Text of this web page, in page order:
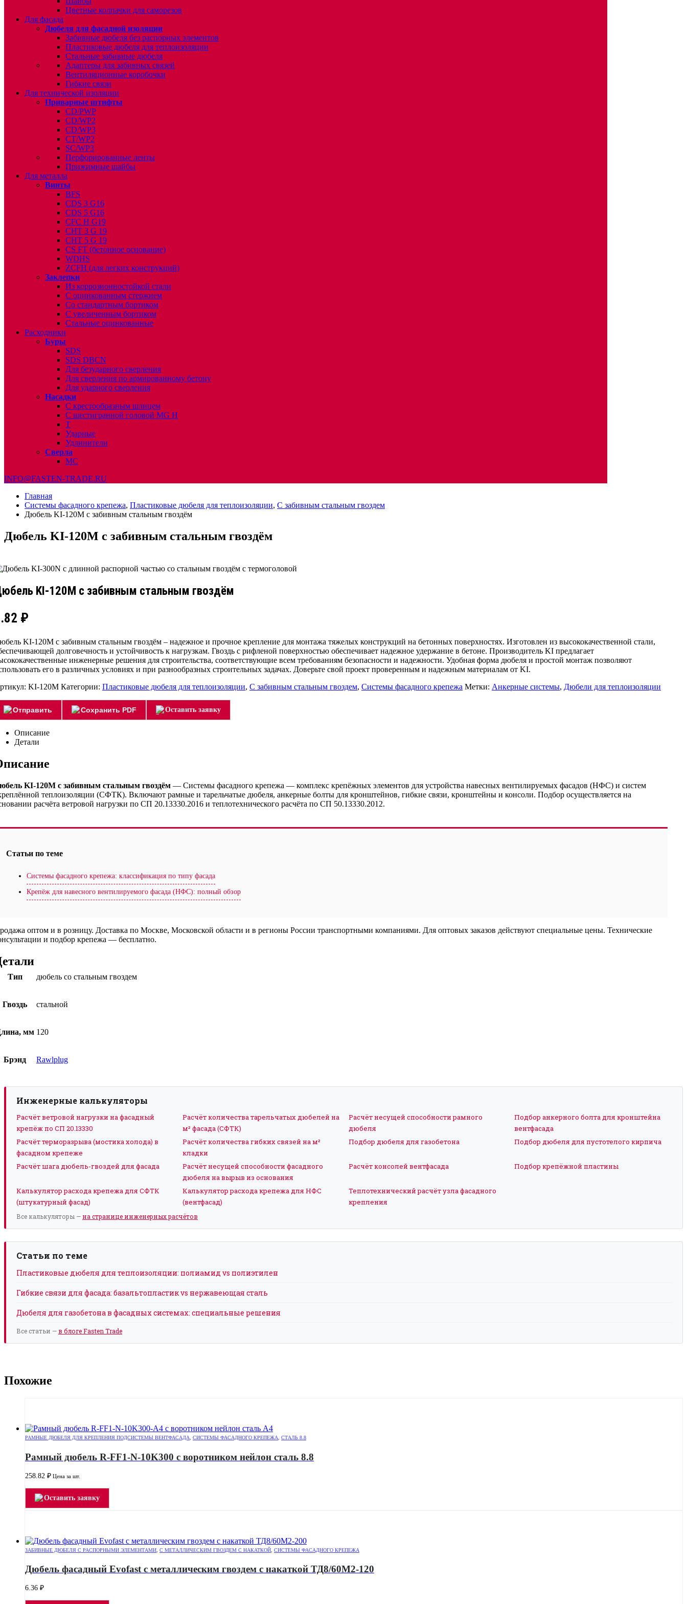
Цветные колпачки для саморезов
Для фасада
Дюбеля для фасадной изоляции
Забивные дюбеля без распорных элементов
Пластиковые дюбеля для теплоизоляции
Стальные забивные дюбеля
Адаптеры для забивных связей
Вентиляционные коробочки
Гибкие связи
Для технической изоляции
Приварные штифты
CD/PWP
CD/WP2
CD/WP3
CT/WP2
SC/WP3
Перфорированные ленты
Прижимные шайбы
Для металла
Винты
BFS
CDS 3 G16
CDS 5 G16
CFC H G19
CHT 3 G 19
CHT 5 G 19
CS FT (бетонное основание)
WDHS
ZCFH (для легких конструкций)
Заклепки
Из коррозионностойкой стали
С оцинкованным стержнем
Со стандартным бортиком
С увеличенным бортиком
Стальные оцинкованные
Расходники
Буры
SDS
SDS DBCN
Для безударного сверления
Для сверления по армированному бетону
Для ударного сверления
Насадки
С крестообразным шлицем
С шестигранной головой MG H
T
Ударные
Удлинители
Сверла
МС
INFO@FASTEN-TRADE.RU
Главная
Системы фасадного крепежа, Пластиковые дюбеля для теплоизоляции, С забивным стальным гвоздем
Дюбель KI-120М с забивным стальным гвоздём
Дюбель KI-120М с забивным стальным гвоздём
KI-120М с забивным стальным гвоздём
₽
KI-120М с забивным стальным гвоздём – надежное и прочное крепление для монтажа тяжелых конструкций на бетонных поверхностях. Изготовлен из высококачественной стали,
долговечность и устойчивость к нагрузкам. Гвоздь с рифленой поверхностью обеспечивает надежное удержание в бетоне. Производитель KI предлагает
инженерные решения для строительства, соответствующие всем требованиям безопасности и надежности. Удобная форма дюбеля и простой монтаж позволяют
его в различных условиях и при разнообразных строительных задачах. Доверьте свой проект проверенным и надежным материалам от KI.
KI-120M Категории: Пластиковые дюбеля для теплоизоляции, С забивным стальным гвоздем, Системы фасадного крепежа Метки: Анкерные системы, Дюбели для теплоизоляции
Отправить Сохранить PDF Оставить заявку
Описание
Детали
KI-120М с забивным стальным гвоздём — Системы фасадного крепежа — комплекс крепёжных элементов для устройства навесных вентилируемых фасадов (НФС) и систем
теплоизоляции (СФТК). Включают рамные и тарельчатые дюбеля, анкерные болты для кронштейнов, гибкие связи, кронштейны и консоли. Подбор осуществляется на
расчёта ветровой нагрузки по СП 20.13330.2016 и теплотехнического расчёта по СП 50.13330.2012.
Статьи по теме
Системы фасадного крепежа: классификация по типу фасада
Крепёж для навесного вентилируемого фасада (НФС): полный обзор
оптом и в розницу. Доставка по Москве, Московской области и в регионы России транспортными компаниями. Для оптовых заказов действуют специальные цены. Технические
и подбор крепежа — бесплатно.
Тип дюбель со стальным гвоздем
Гвоздь стальной
мм 120
Брэнд Rawlplug
Инженерные калькуляторы
Расчёт ветровой нагрузки на фасадный
крепёж по СП 20.13330
Расчёт количества тарельчатых дюбелей на
м² фасада (СФТК)
Расчёт несущей способности рамного
дюбеля
Подбор анкерного болта для кронштейна
вентфасада
Расчёт терморазрыва (мостика холода) в
фасадном крепеже
Расчёт количества гибких связей на м²
кладки
Подбор дюбеля для газобетона Подбор дюбеля для пустотелого кирпича
Расчёт шага дюбель-гвоздей для фасада
Расчёт несущей способности фасадного
дюбеля на вырыв из основания
Расчёт консолей вентфасада Подбор крепёжной пластины
Калькулятор расхода крепежа для СФТК
(штукатурный фасад)
Калькулятор расхода крепежа для НФС
(вентфасад)
Теплотехнический расчёт узла фасадного
крепления
Все калькуляторы —на странице инженерных расчётов
Статьи по теме
Пластиковые дюбеля для теплоизоляции: полиамид vs полиэтилен
Гибкие связи для фасада: базальтопластик vs нержавеющая сталь
Дюбеля для газобетона в фасадных системах: специальные решения
Все статьи —в блоге Fasten Trade
Похожие
РАМНЫЕ ДЮБЕЛЯ ДЛЯ КРЕПЛЕНИЯ ПОДСИСТЕМЫ ВЕНТФАСАДА СИСТЕМЫ ФАСАДНОГО КРЕПЕЖА СТАЛЬ 8.8
Рамный дюбель R-FF1-N-10K300 с воротником нейлон сталь 8.8
258.82 ₽ Цена за шт.
Оставить заявку
ЗАБИВНЫЕ ДЮБЕЛЯ С РАСПОРНЫМИ ЭЛЕМЕНТАМИ С МЕТАЛЛИЧЕСКИМ ГВОЗДЕМ С НАКАТКОЙ СИСТЕМЫ ФАСАДНОГО КРЕПЕЖА
Дюбель фасадный Evofast с металлическим гвоздем с накаткой ТД8/60М2-120
6.36 ₽